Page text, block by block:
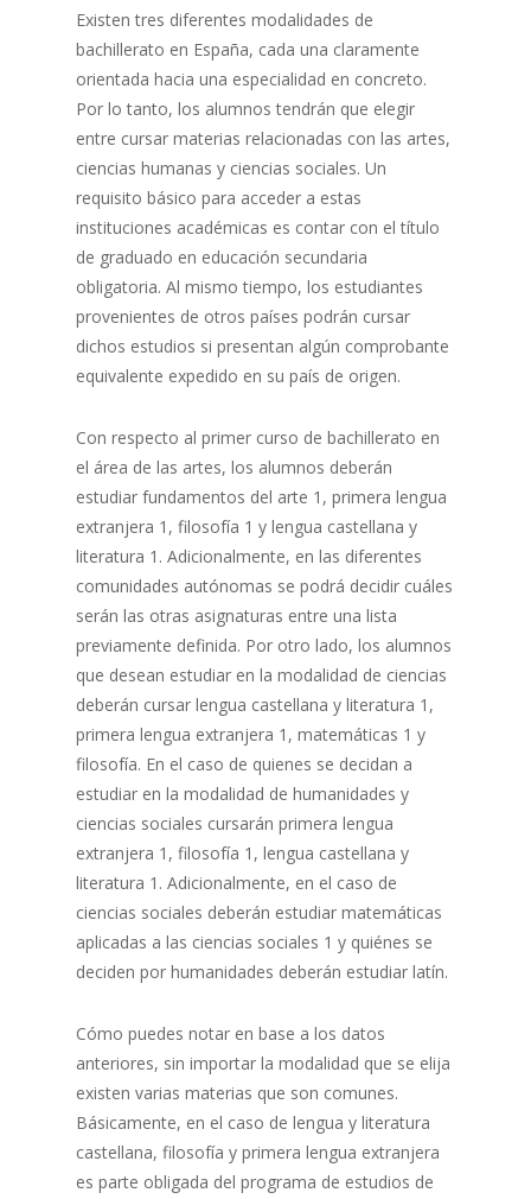
Existen tres diferentes modalidades de
bachillerato en España, cada una claramente
orientada hacia una especialidad en concreto.
Por lo tanto, los alumnos tendrán que elegir
entre cursar materias relacionadas con las artes,
ciencias humanas y ciencias sociales. Un
requisito básico para acceder a estas
instituciones académicas es contar con el título
de graduado en educación secundaria
obligatoria. Al mismo tiempo, los estudiantes
provenientes de otros países podrán cursar
dichos estudios si presentan algún comprobante
equivalente expedido en su país de origen.
Con respecto al primer curso de bachillerato en
el área de las artes, los alumnos deberán
estudiar fundamentos del arte 1, primera lengua
extranjera 1, filosofía 1 y lengua castellana y
literatura 1. Adicionalmente, en las diferentes
comunidades autónomas se podrá decidir cuáles
serán las otras asignaturas entre una lista
previamente definida. Por otro lado, los alumnos
que desean estudiar en la modalidad de ciencias
deberán cursar lengua castellana y literatura 1,
primera lengua extranjera 1, matemáticas 1 y
filosofía. En el caso de quienes se decidan a
estudiar en la modalidad de humanidades y
ciencias sociales cursarán primera lengua
extranjera 1, filosofía 1, lengua castellana y
literatura 1. Adicionalmente, en el caso de
ciencias sociales deberán estudiar matemáticas
aplicadas a las ciencias sociales 1 y quiénes se
deciden por humanidades deberán estudiar latín.
Cómo puedes notar en base a los datos
anteriores, sin importar la modalidad que se elija
existen varias materias que son comunes.
Básicamente, en el caso de lengua y literatura
castellana, filosofía y primera lengua extranjera
es parte obligada del programa de estudios de